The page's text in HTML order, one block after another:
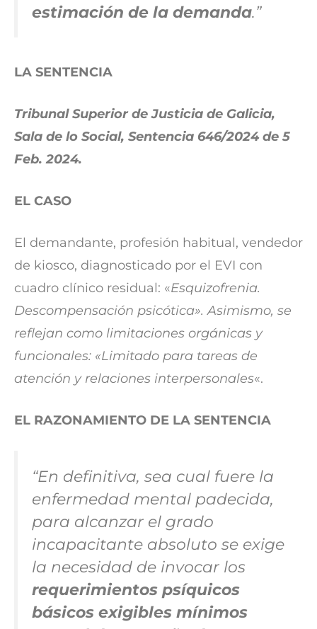
estimación de la demanda.”
LA SENTENCIA
Tribunal Superior de Justicia de Galicia,
Sala de lo Social, Sentencia 646/2024 de 5
Feb. 2024.
EL CASO
El demandante, profesión habitual, vendedor
de kiosco, diagnosticado por el EVI con
cuadro clínico residual: «Esquizofrenia.
Descompensación psicótica». Asimismo, se
reflejan como limitaciones orgánicas y
funcionales: «Limitado para tareas de
atención y relaciones interpersonales«.
EL RAZONAMIENTO DE LA SENTENCIA
“En definitiva, sea cual fuere la
enfermedad mental padecida,
para alcanzar el grado
incapacitante absoluto se exige
la necesidad de invocar los
requerimientos psíquicos
básicos exigibles mínimos